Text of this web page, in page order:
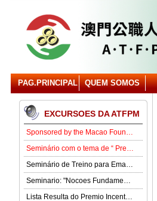
PAG.PRINCIPAL QUEM SOMOS
EXCURSOES DA ATFPM
Sponsored by the Macao Foundation, the Macau Civil Servants Association (ATFPM) will organize the “Job Opportunities for Youth Seminar” at 3:00 p.m. on 15 August in our Association . Our guest speaker is Lawmaker José Pereira Coutinho.
Seminário com o tema de “ Prevenção e Controlo da Gota” .
Seminário de Treino para Emagrecimento.
Seminario: "Nocoes Fundamentais de Direito Comercialde Macau: Regime das Sociedades Comerciais,Orgaos Sociais, Direitos e Obrigagoes dos Socios"
Lista Resulta do Premio Incentivo 2026